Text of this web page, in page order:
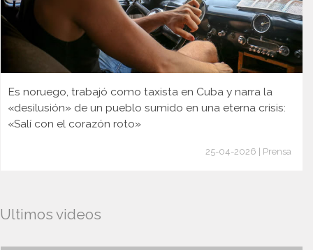
Es noruego, trabajó como taxista en Cuba y narra la
«desilusión» de un pueblo sumido en una eterna crisis:
«Salí con el corazón roto»
25-04-2026 | Prensa
Ultimos videos